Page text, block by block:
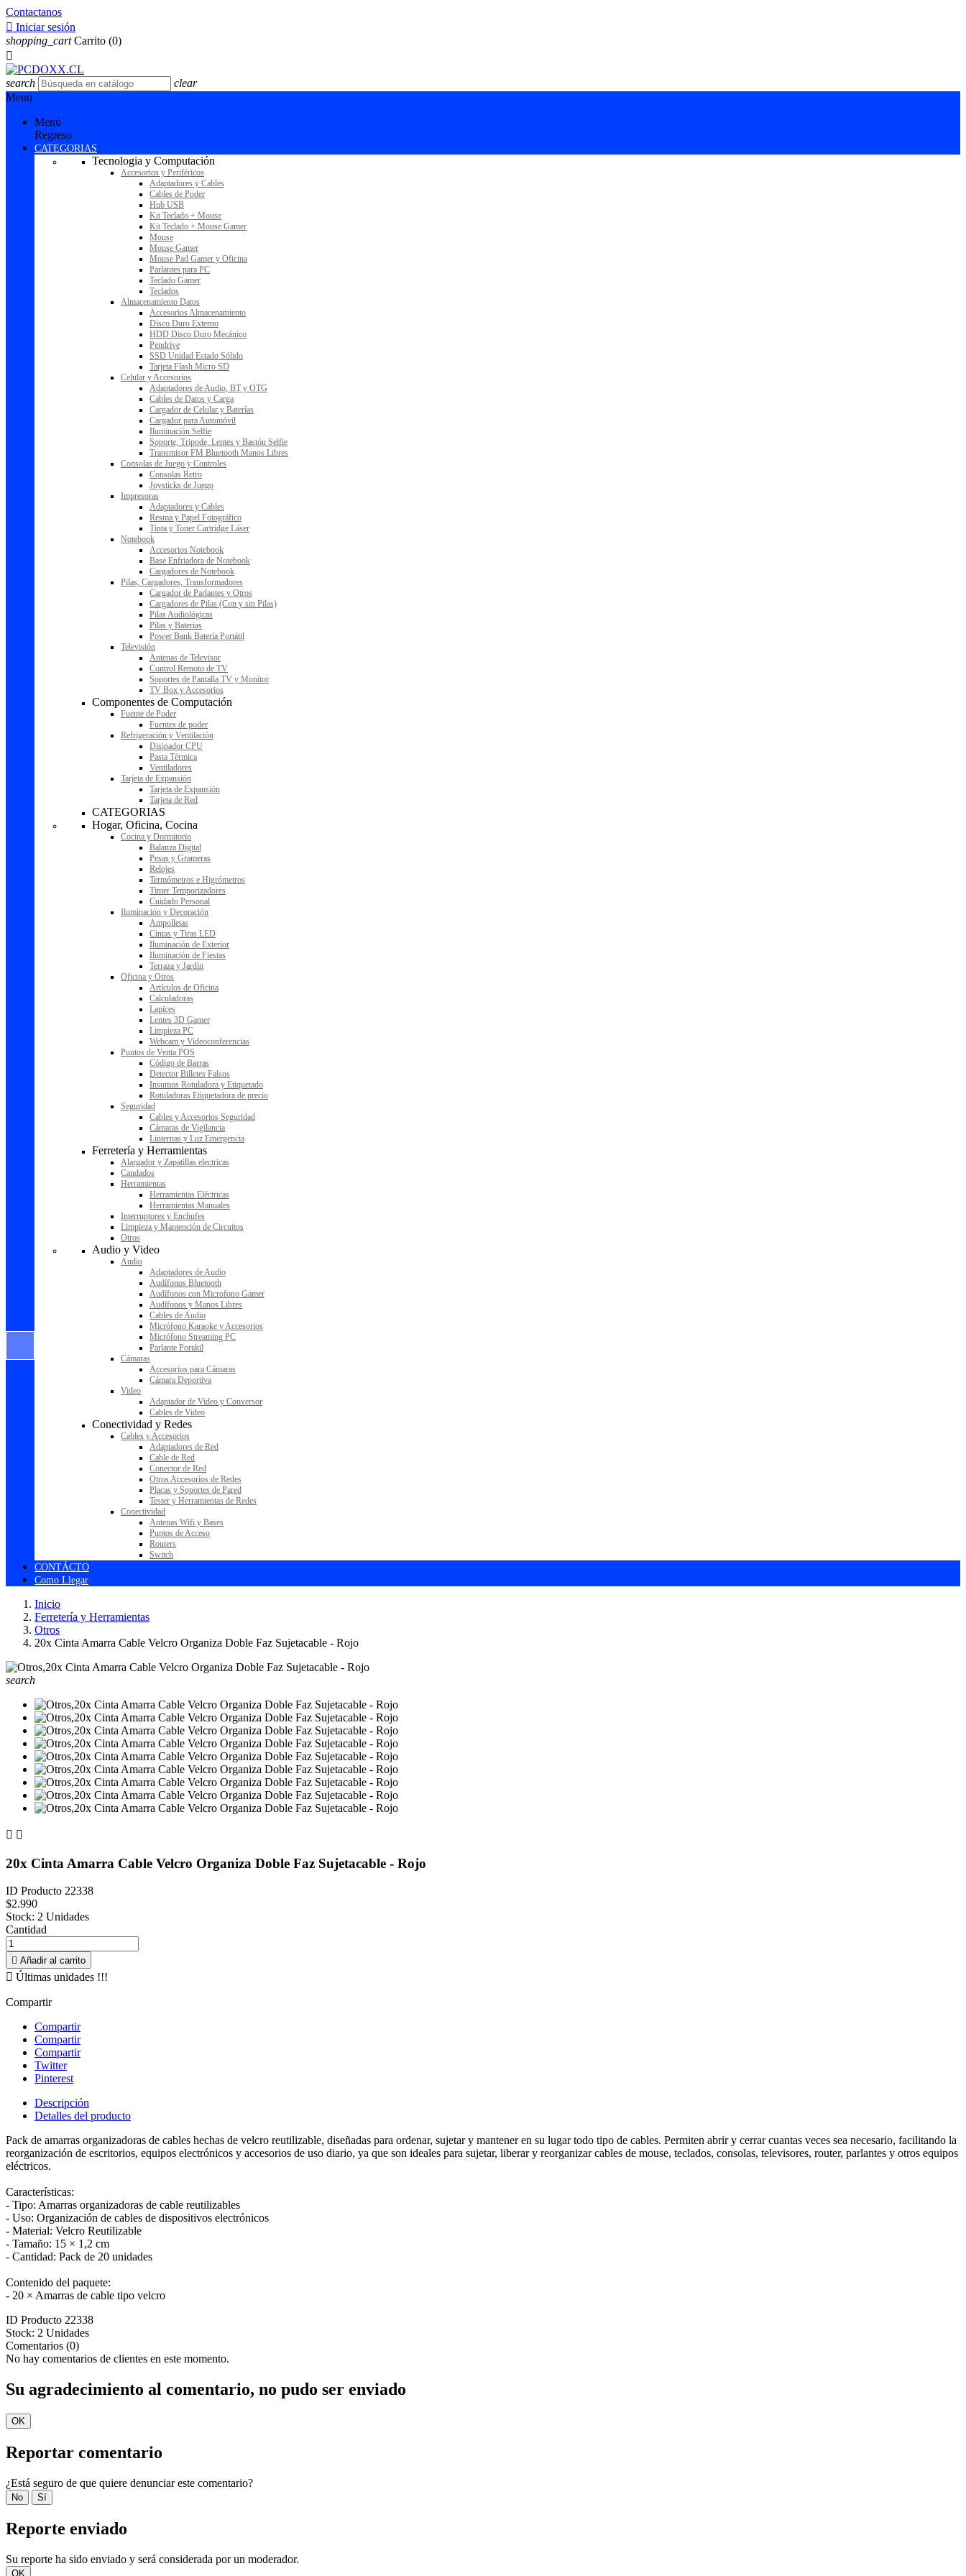
Contactanos
 Iniciar sesión
shopping_cart Carrito (0)

search
clear
Menú
Menú
Regreso
CATEGORIAS
Tecnologia y Computación
Accesorios y Periféricos
Adaptadores y Cables
Cables de Poder
Hub USB
Kit Teclado + Mouse
Kit Teclado + Mouse Gamer
Mouse
Mouse Gamer
Mouse Pad Gamer y Oficina
Parlantes para PC
Teclado Gamer
Teclados
Almacenamiento Datos
Accesorios Almacenamiento
Disco Duro Externo
HDD Disco Duro Mecánico
Pendrive
SSD Unidad Estado Sólido
Tarjeta Flash Micro SD
Celular y Accesorios
Adaptadores de Audio, BT y OTG
Cables de Datos y Carga
Cargador de Celular y Baterías
Cargador para Automóvil
Iluminación Selfie
Soporte, Tripode, Lentes y Bastón Selfie
Transmisor FM Bluetooth Manos Libres
Consolas de Juego y Controles
Consolas Retro
Joysticks de Juego
Impresoras
Adaptadores y Cables
Resma y Papel Fotográfico
Tinta y Toner Cartridge Láser
Notebook
Accesorios Notebook
Base Enfriadora de Notebook
Cargadores de Notebook
Pilas, Cargadores, Transformadores
Cargador de Parlantes y Otros
Cargadores de Pilas (Con y sin Pilas)
Pilas Audiológicas
Pilas y Baterias
Power Bank Batería Portátil
Televisión
Antenas de Televisor
Control Remoto de TV
Soportes de Pantalla TV y Monitor
TV Box y Accesorios
Componentes de Computación
Fuente de Poder
Fuentes de poder
Refrigeración y Ventilación
Disipador CPU
Pasta Térmica
Ventiladores
Tarjeta de Expansión
Tarjeta de Expansión
Tarjeta de Red
CATEGORIAS
Hogar, Oficina, Cocina
Cocina y Dormitorio
Balanza Digital
Pesas y Grameras
Relojes
Termómetros e Higrómetros
Timer Temporizadores
Cuidado Personal
Iluminación y Decoración
Ampolletas
Cintas y Tiras LED
Iluminación de Exterior
Iluminación de Fiestas
Terraza y Jardín
Oficina y Otros
Artículos de Oficina
Calculadoras
Lapices
Lentes 3D Gamer
Limpieza PC
Webcam y Videoconferencias
Puntos de Venta POS
Código de Barras
Detector Billetes Falsos
Insumos Rotuladora y Etiquetado
Rotuladoras Etiquetadora de precio
Seguridad
Cables y Accesorios Seguridad
Cámaras de Vigilancia
Linternas y Luz Emergencia
Ferretería y Herramientas
Alargador y Zapatillas electricas
Candados
Herramientas
Herramientas Eléctricas
Herramientas Manuales
Interruptores y Enchufes
Limpieza y Mantención de Circuitos
Otros
Audio y Video
Audio
Adaptadores de Audio
Audífonos Bluetooth
Audífonos con Microfono Gamer
Audífonos y Manos Libres
Cables de Audio
Micrófono Karaoke y Accesorios
Micrófono Streaming PC
Parlante Portátil
Cámaras
Accesorios para Cámaras
Cámara Deportiva
Video
Adaptador de Video y Conversor
Cables de Video
Conectividad y Redes
Cables y Accesorios
Adaptadores de Red
Cable de Red
Conector de Red
Otros Accesorios de Redes
Placas y Soportes de Pared
Tester y Herramientas de Redes
Conectividad
Antenas Wifi y Bases
Puntos de Acceso
Routers
Switch
CONTÁCTO
Como Llegar
Inicio
Ferretería y Herramientas
Otros
20x Cinta Amarra Cable Velcro Organiza Doble Faz Sujetacable - Rojo
search
 
20x Cinta Amarra Cable Velcro Organiza Doble Faz Sujetacable - Rojo
ID Producto 22338
$2.990
Stock: 2 Unidades
Cantidad
 Añadir al carrito
 Últimas unidades !!!
Compartir
Compartir
Compartir
Compartir
Twitter
Pinterest
Descripción
Detalles del producto
Pack de amarras organizadoras de cables hechas de velcro reutilizable, diseñadas para ordenar, sujetar y mantener en su lugar todo tipo de cables. Permiten abrir y cerrar cuantas veces sea necesario, facilitando la
reorganización de escritorios, equipos electrónicos y accesorios de uso diario, ya que son ideales para sujetar, liberar y reorganizar cables de mouse, teclados, consolas, televisores, router, parlantes y otros equipos
eléctricos.
Características:
- Tipo: Amarras organizadoras de cable reutilizables
- Uso: Organización de cables de dispositivos electrónicos
- Material: Velcro Reutilizable
- Tamaño: 15 × 1,2 cm
- Cantidad: Pack de 20 unidades
Contenido del paquete:
- 20 × Amarras de cable tipo velcro
ID Producto 22338
Stock: 2 Unidades
Comentarios (0)
No hay comentarios de clientes en este momento.
Su agradecimiento al comentario, no pudo ser enviado
OK
Reportar comentario
¿Está seguro de que quiere denunciar este comentario?
No Sí
Reporte enviado
Su reporte ha sido enviado y será considerada por un moderador.
OK